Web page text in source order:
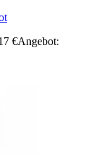
€Angebot: